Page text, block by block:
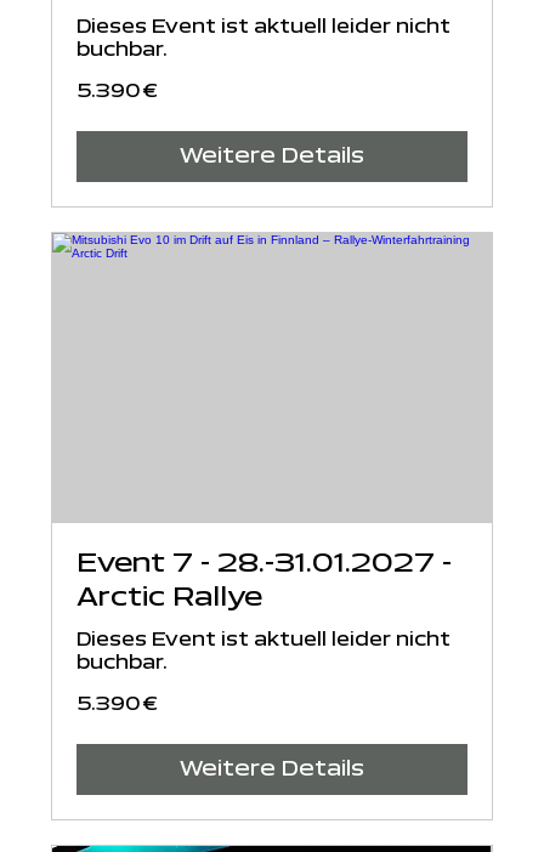
Dieses Event ist aktuell leider nicht
buchbar.
5.390
Euro
5.390 €
Weitere Details
Event 7 - 28.-31.01.2027 -
Arctic Rallye
Dieses Event ist aktuell leider nicht
buchbar.
5.390
Euro
5.390 €
Weitere Details